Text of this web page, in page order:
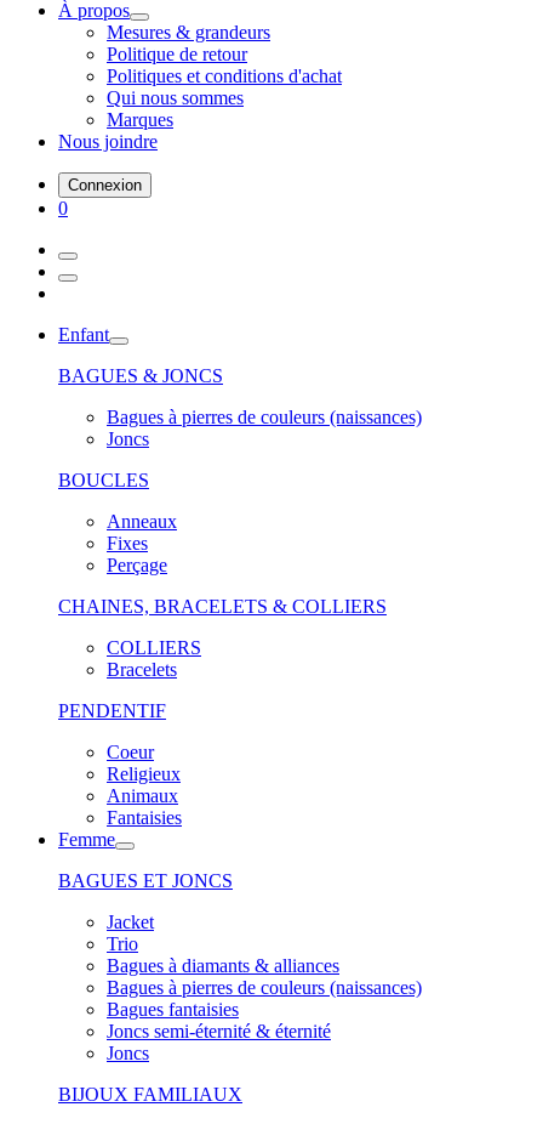
À propos
Mesures & grandeurs
Politique de retour
Politiques et conditions d'achat
Qui nous sommes
Marques
Nous joindre
Connexion
0
Enfant
BAGUES & JONCS
Bagues à pierres de couleurs (naissances)
Joncs
BOUCLES
Anneaux
Fixes
Perçage
CHAINES, BRACELETS & COLLIERS
COLLIERS
Bracelets
PENDENTIF
Coeur
Religieux
Animaux
Fantaisies
Femme
BAGUES ET JONCS
Jacket
Trio
Bagues à diamants & alliances
Bagues à pierres de couleurs (naissances)
Bagues fantaisies
Joncs semi-éternité & éternité
Joncs
BIJOUX FAMILIAUX